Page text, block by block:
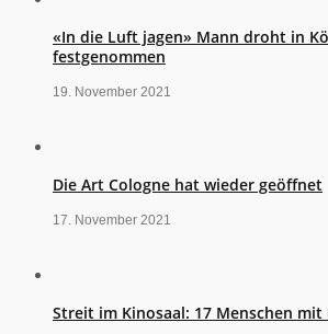
«In die Luft jagen» Mann droht in
festgenommen
19. November 2021
Die Art Cologne hat wieder geöffnet
17. November 2021
Streit im Kinosaal: 17 Menschen mit